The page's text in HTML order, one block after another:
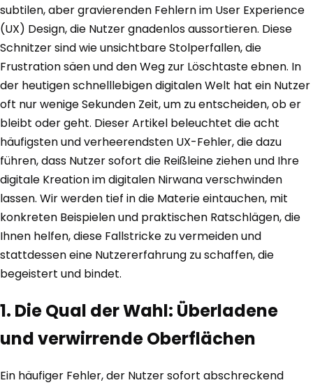
subtilen, aber gravierenden Fehlern im User Experience
(UX) Design, die Nutzer gnadenlos aussortieren. Diese
Schnitzer sind wie unsichtbare Stolperfallen, die
Frustration säen und den Weg zur Löschtaste ebnen. In
der heutigen schnelllebigen digitalen Welt hat ein Nutzer
oft nur wenige Sekunden Zeit, um zu entscheiden, ob er
bleibt oder geht. Dieser Artikel beleuchtet die acht
häufigsten und verheerendsten UX-Fehler, die dazu
führen, dass Nutzer sofort die Reißleine ziehen und Ihre
digitale Kreation im digitalen Nirwana verschwinden
lassen. Wir werden tief in die Materie eintauchen, mit
konkreten Beispielen und praktischen Ratschlägen, die
Ihnen helfen, diese Fallstricke zu vermeiden und
stattdessen eine Nutzererfahrung zu schaffen, die
begeistert und bindet.
1. Die Qual der Wahl: Überladene
und verwirrende Oberflächen
Ein häufiger Fehler, der Nutzer sofort abschreckend